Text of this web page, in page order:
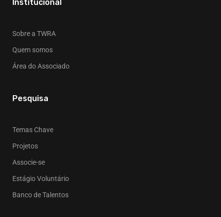
Institucional
Sobre a TWRA
Quem somos
Área do Associado
Pesquisa
Temas Chave
Projetos
Associe-se
Estágio Voluntário
Banco de Talentos